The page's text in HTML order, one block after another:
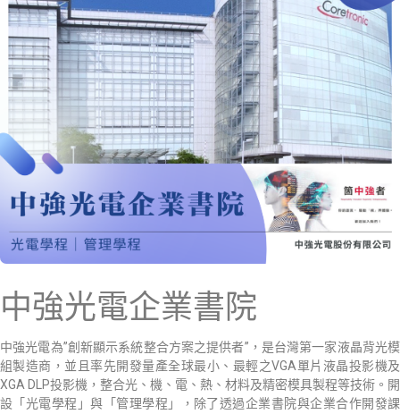
中強光電企業書院
中強光電為”創新顯示系統整合方案之提供者”，是台灣第一家液晶背光模
組製造商，並且率先開發量產全球最小、最輕之VGA單片液晶投影機及
XGA DLP投影機，整合光、機、電、熱、材料及精密模具製程等技術。開
設「光電學程」與「管理學程」，除了透過企業書院與企業合作開發課